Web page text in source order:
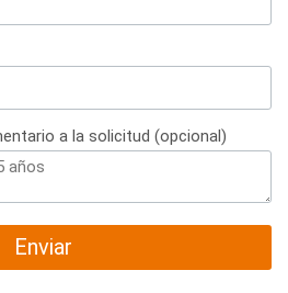
a la solicitud (opcional)
Enviar